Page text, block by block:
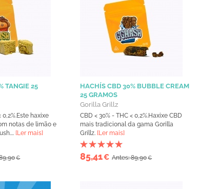
TANGIE 25
0,2%.Este haxixe
notas de limão e
[Ler mais]
€
HACHÍS CBD 30% BUBBLE CREAM
25 GRAMOS
Gorilla Grillz
CBD < 30% - THC < 0,2%.Haxixe CBD
mais tradicional da gama Gorilla
Grillz. [Ler mais]
85,41€ Antes: 89,90€